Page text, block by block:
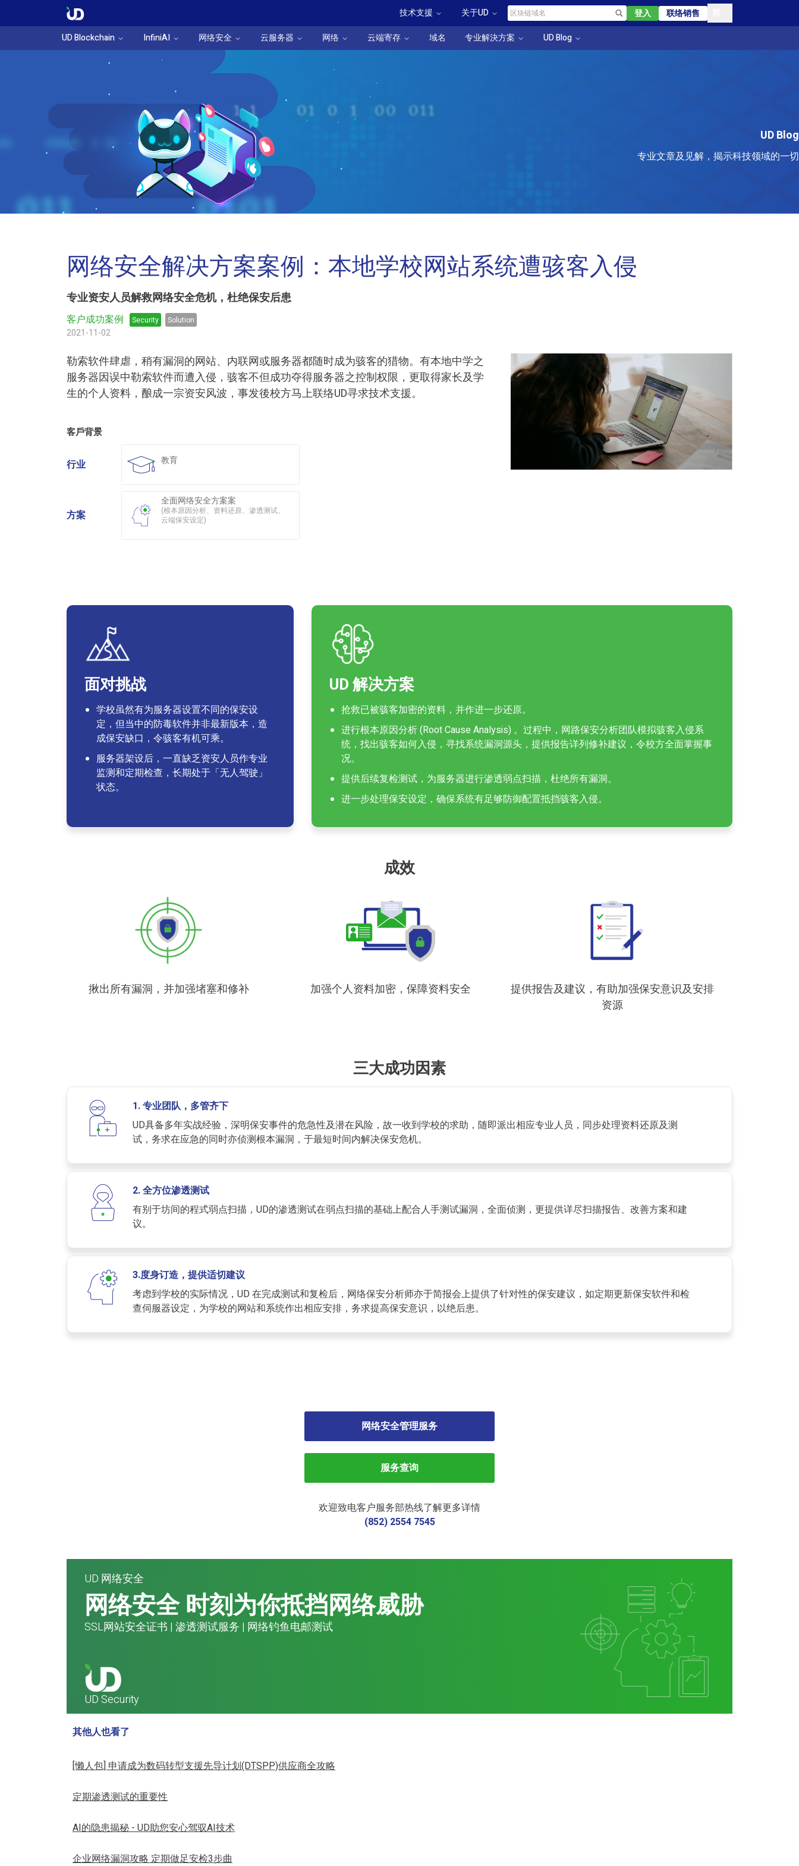
技术支援 关于UD 登入 联络销售
UD Blockchain
InfiniAI 网络安全 云服务器 网络 云端寄存 域名 专业解決方案 UD Blog
UD Blog
专业文章及见解，揭示科技领域的一切
网络安全解决方案案例：本地学校网站系统遭骇客入侵
专业资安人员解救网络安全危机，杜绝保安后患
客户成功案例 Security Solution
2021-11-02
勒索软件肆虐，稍有漏洞的网站、内联网或服务器都随时成为骇客的猎物。有本地中学之
服务器因误中勒索软件而遭入侵，骇客不但成功夺得服务器之控制权限，更取得家长及学
生的个人资料，酿成一宗资安风波，事发後校方马上联络UD寻求技术支援。
客戶背景
行业 教育
方案
全面网络安全方案案
(根本原因分析、资料还原、渗透测试、
云端保安设定)
面对挑战
学校虽然有为服务器设置不同的保安设
定，但当中的防毒软件并非最新版本，造
成保安缺口，令骇客有机可乘。
服务器架设后，一直缺乏资安人员作专业
监测和定期检查，长期处于「无人驾驶」
状态。
UD 解决方案
抢救已被骇客加密的资料，并作进一步还原。
进行根本原因分析 (Root Cause Analysis) 。过程中，网路保安分析团队模拟骇客入侵系
统，找出骇客如何入侵，寻找系统漏洞源头，提供报告详列修补建议，令校方全面掌握事
况。
提供后续复检测试，为服务器进行渗透弱点扫描，杜绝所有漏洞。
进一步处理保安设定，确保系统有足够防御配置抵挡骇客入侵。
成效
揪出所有漏洞，并加强堵塞和修补 加强个人资料加密，保障资料安全
提供报告及建议，有助加强保安意识及安排
资源
三大成功因素
1. 专业团队，多管齐下
UD具备多年实战经验，深明保安事件的危急性及潜在风险，故一收到学校的求助，随即派出相应专业人员，同步处理资料还原及测
试，务求在应急的同时亦侦测根本漏洞，于最短时间内解决保安危机。
2. 全方位渗透测试
有别于坊间的程式弱点扫描，UD的渗透测试在弱点扫描的基础上配合人手测试漏洞，全面侦测，更提供详尽扫描报告、改善方案和建
议。
3.度身订造，提供适切建议
考虑到学校的实际情况，UD 在完成测试和复检后，网络保安分析师亦于简报会上提供了针对性的保安建议，如定期更新保安软件和检
查伺服器设定，为学校的网站和系统作出相应安排，务求提高保安意识，以绝后患。
网络安全管理服务
服务查询
欢迎致电客户服务部热线了解更多详情
(852) 2554 7545
UD 网络安全
网络安全 时刻为你抵挡网络威胁
SSL网站安全证书 | 渗透测试服务 | 网络钓鱼电邮测试
UD Security
其他人也看了
[懒人包] 申请成为数码转型支援先导计划(DTSPP)供应商全攻略
定期渗透测试的重要性
AI的隐患揭秘 - UD助您安心驾驭AI技术
企业网络漏洞攻略 定期做足安检3步曲